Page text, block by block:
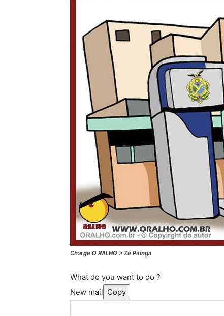
Charge O RALHO > Zé Pitinga
What do you want to do ?
New mail Copy